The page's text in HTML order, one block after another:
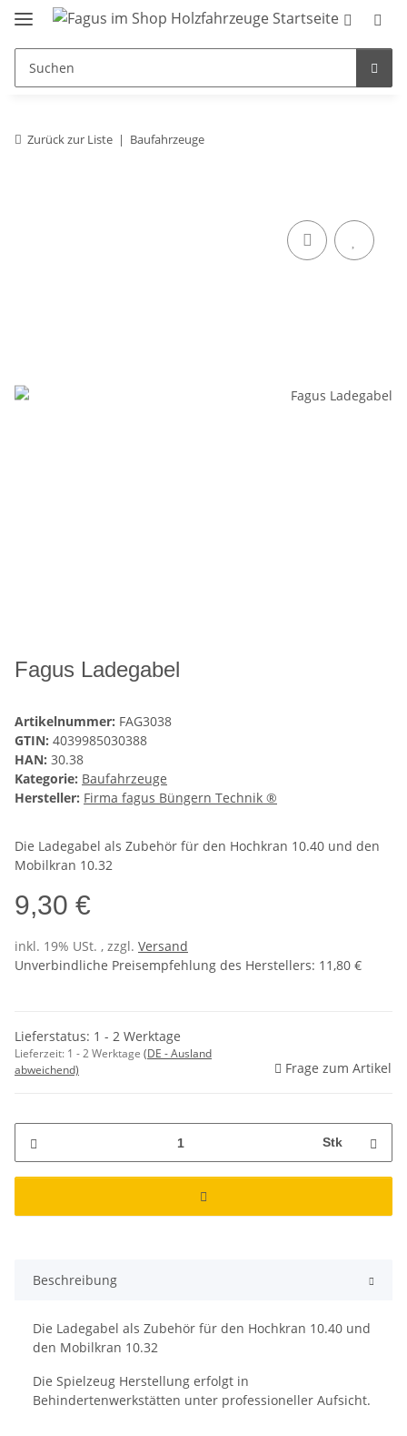
Zurück zur Liste Baufahrzeuge
Fagus Ladegabel
Artikelnummer: FAG3038
GTIN: 4039985030388
HAN: 30.38
Kategorie: Baufahrzeuge
Hersteller: Firma fagus Büngern Technik ®
Die Ladegabel als Zubehör für den Hochkran 10.40 und den
Mobilkran 10.32
9,30 €
inkl. 19% USt. , zzgl. Versand
Unverbindliche Preisempfehlung des Herstellers: 11,80 €
Lieferstatus: 1 - 2 Werktage
Lieferzeit: 1 - 2 Werktage (DE - Ausland
abweichend)
Frage zum Artikel
Stk
Beschreibung
Die Ladegabel als Zubehör für den Hochkran 10.40 und
den Mobilkran 10.32
Die Spielzeug Herstellung erfolgt in
Behindertenwerkstätten unter professioneller Aufsicht.